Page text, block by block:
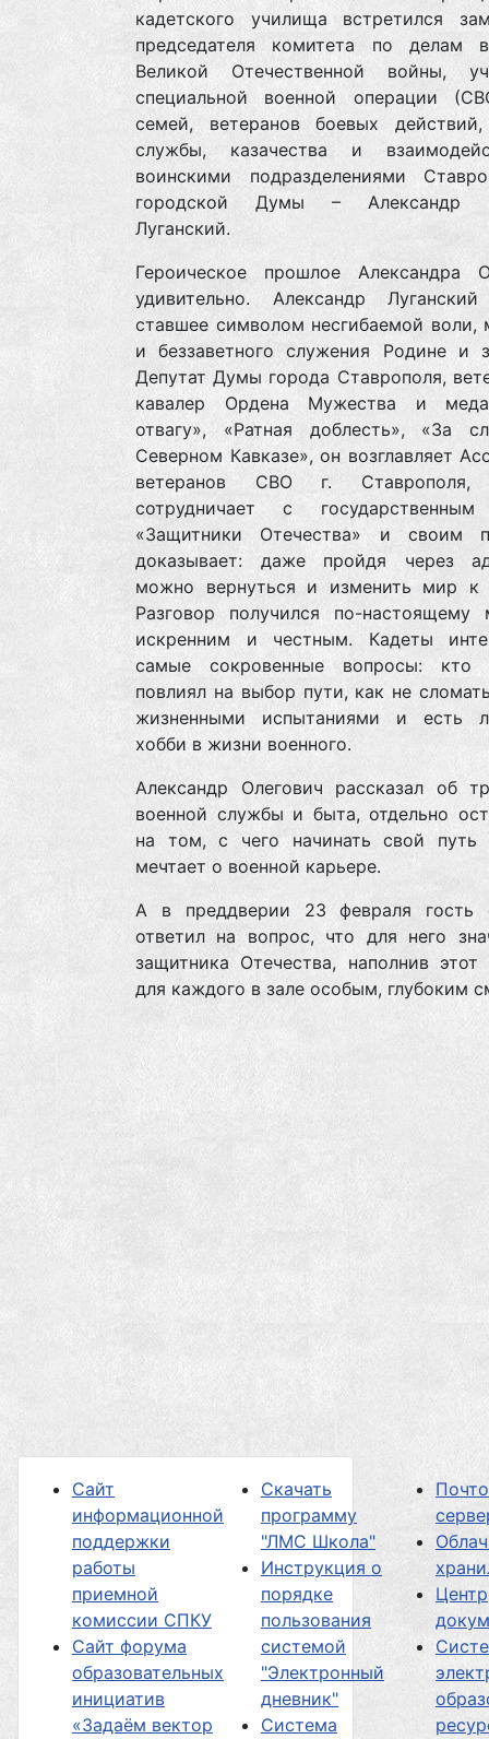
кадетского училища встретился
председателя комитета по делам
Великой Отечественной войны,
специальной военной операции
семей, ветеранов боевых
службы, казачества и
воинскими подразделениями
городской Думы – Александр
Луганский.
Героическое прошлое Александра
удивительно. Александр
ставшее символом несгибаемой воли,
и беззаветного служения Родине и
Депутат Думы города Ставрополя,
кавалер Ордена Мужества и
отвагу», «Ратная доблесть», «За
Северном Кавказе», он возглавляет
ветеранов СВО г. Ставрополя,
сотрудничает с
«Защитники Отечества» и своим
доказывает: даже пройдя через
можно вернуться и изменить мир к
Разговор получился по-настоящему
искренним и честным. Кадеты
самые сокровенные вопросы: кто
повлиял на выбор пути, как не
жизненными испытаниями и есть
хобби в жизни военного.
Александр Олегович рассказал об
военной службы и быта, отдельно
на том, с чего начинать свой путь
мечтает о военной карьере.
А в преддверии 23 февраля гость
ответил на вопрос, что для него
защитника Отечества, наполнив этот
для каждого в зале особым, глубоким
Сайт
информационной
поддержки
работы
приемной
комиссии СПКУ
Сайт форума
образовательных
инициатив
«Задаём вектор
Скачать
программу
"ЛМС Школа"
Инструкция о
порядке
пользования
системой
"Электронный
дневник"
Система
Центр